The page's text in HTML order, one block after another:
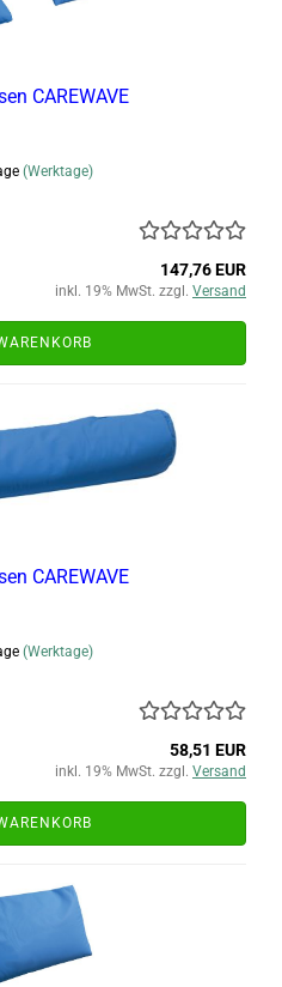
CAREWAVE
(Werktage)
147,76 EUR
inkl. 19% MwSt. zzgl. Versand
CAREWAVE
(Werktage)
58,51 EUR
inkl. 19% MwSt. zzgl. Versand